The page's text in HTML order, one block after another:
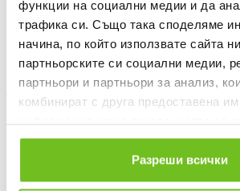
функции на социални медии и да
трафика си. Също така споделяме
начина, по който използвате сайта
партньорските си социални медии,
партньори и партньори за анализ,
комбинират с друга предоставена
ползването от Ваша страна на
Разреши всички
Информация за продукта
Описание
Доставка